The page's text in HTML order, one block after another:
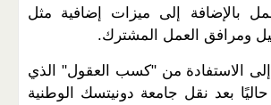
عمل بالإضافة إلى ميزات إضافية مثل
ومرافق العمل المشترك.
الاستفادة من "كسب العقول" الذي
حاليًا بعد نقل جامعة دونيتسك الوطنية